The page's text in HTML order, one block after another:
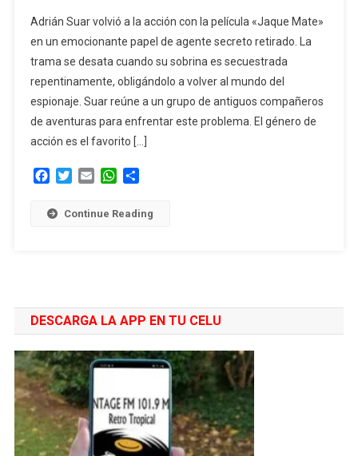
Suar:
“Vamos
Camino
A
Ser
Venezuela»
Adrián Suar volvió a la acción con la película «Jaque Mate»
en un emocionante papel de agente secreto retirado. La
trama se desata cuando su sobrina es secuestrada
repentinamente, obligándolo a volver al mundo del
espionaje. Suar reúne a un grupo de antiguos compañeros
de aventuras para enfrentar este problema. El género de
acción es el favorito […]
Facebook
TwitterEmail WhatsApp
Continue Reading
DESCARGA LA APP EN TU CELU